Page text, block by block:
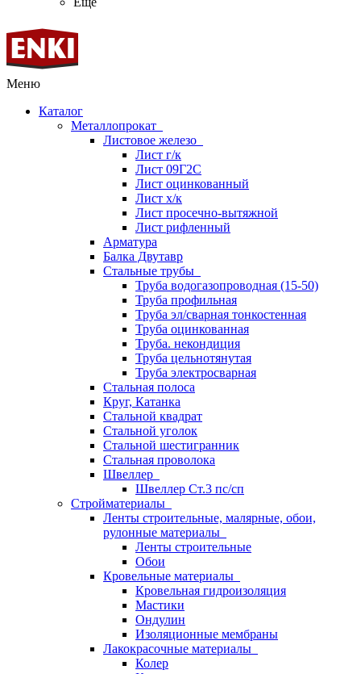
Меню
Каталог
Металлопрокат
Листовое железо
Лист г/к
Лист 09Г2С
Лист оцинкованный
Лист х/к
Лист просечно-вытяжной
Лист рифленный
Арматура
Балка Двутавр
Стальные трубы
Труба водогазопроводная (15-50)
Труба профильная
Труба эл/сварная тонкостенная
Труба оцинкованная
Труба. некондиция
Труба цельнотянутая
Труба электросварная
Стальная полоса
Круг, Катанка
Стальной квадрат
Стальной уголок
Стальной шестигранник
Стальная проволока
Швеллер
Швеллер Ст.3 пс/сп
Стройматериалы
Ленты строительные, малярные, обои,
рулонные материалы
Ленты строительные
Обои
Кровельные материалы
Кровельная гидроизоляция
Мастики
Ондулин
Изоляционные мембраны
Лакокрасочные материалы
Колер